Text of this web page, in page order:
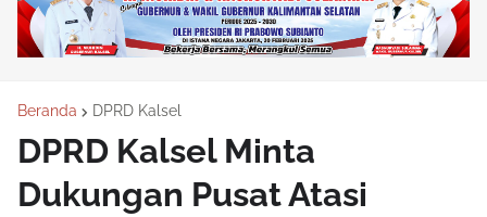
Beranda DPRD Kalsel
DPRD Kalsel Minta
Dukungan Pusat Atasi